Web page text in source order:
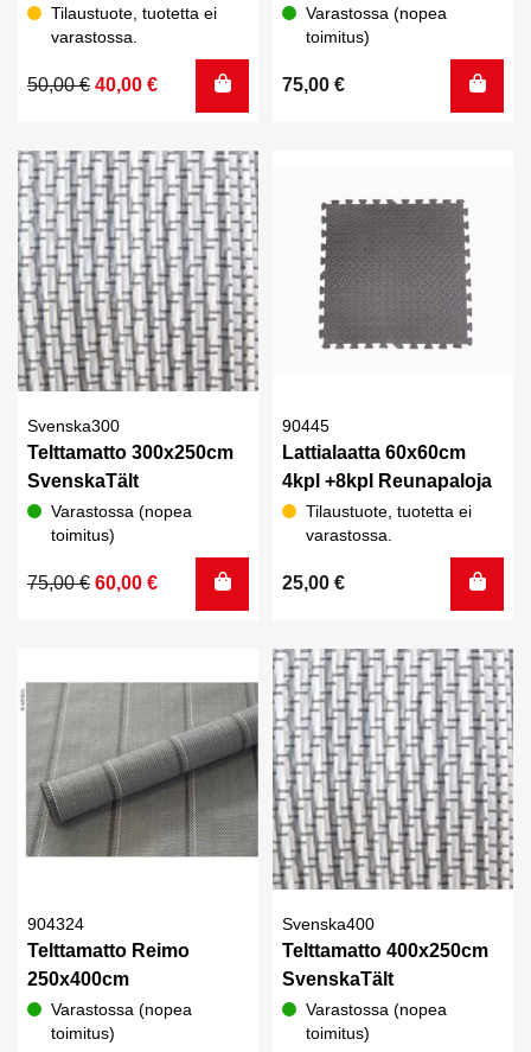
Tilaustuote, tuotetta ei
varastossa.
50,00€
Alkuperäinen
50,00 €.
40,00 €
Nykyinen
40,00 €.
Varastossa (nopea
toimitus)
75,00 €
Svenska300
Telttamatto 300x250cm
SvenskaTält
Varastossa (nopea
toimitus)
75,00€
Alkuperäinen
60,00 €
Nykyinen
90445
Lattialaatta 60x60cm
4kpl +8kpl Reunapaloja
Tilaustuote, tuotetta ei
varastossa.
25,00 €
904324
Telttamatto Reimo
250x400cm
Varastossa (nopea
toimitus)
Svenska400
Telttamatto 400x250cm
SvenskaTält
Varastossa (nopea
toimitus)